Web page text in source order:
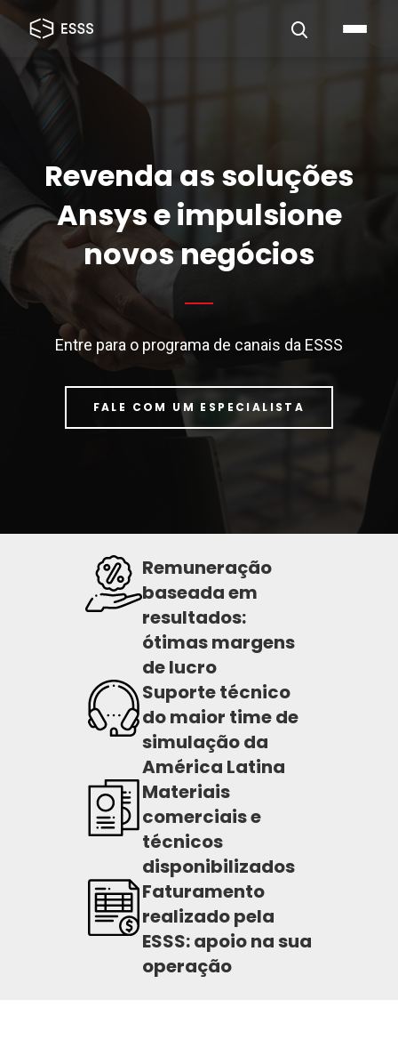
Revenda as soluções
Ansys e impulsione
novos negócios
Entre para o programa de canais da ESSS
FALE COM UM ESPECIALISTA
Remuneração
baseada em
resultados:
ótimas margens
de lucro
Suporte técnico
do maior time de
simulação da
América Latina
Materiais
comerciais e
técnicos
disponibilizados
Faturamento
realizado pela
ESSS: apoio na sua
operação